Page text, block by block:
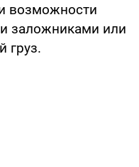
возможности
заложниками или
груз.